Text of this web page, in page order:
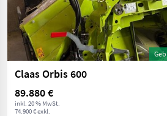
Claas Orbis 600
89.880 €
inkl. 20 % MwSt.
74.900 € exkl.